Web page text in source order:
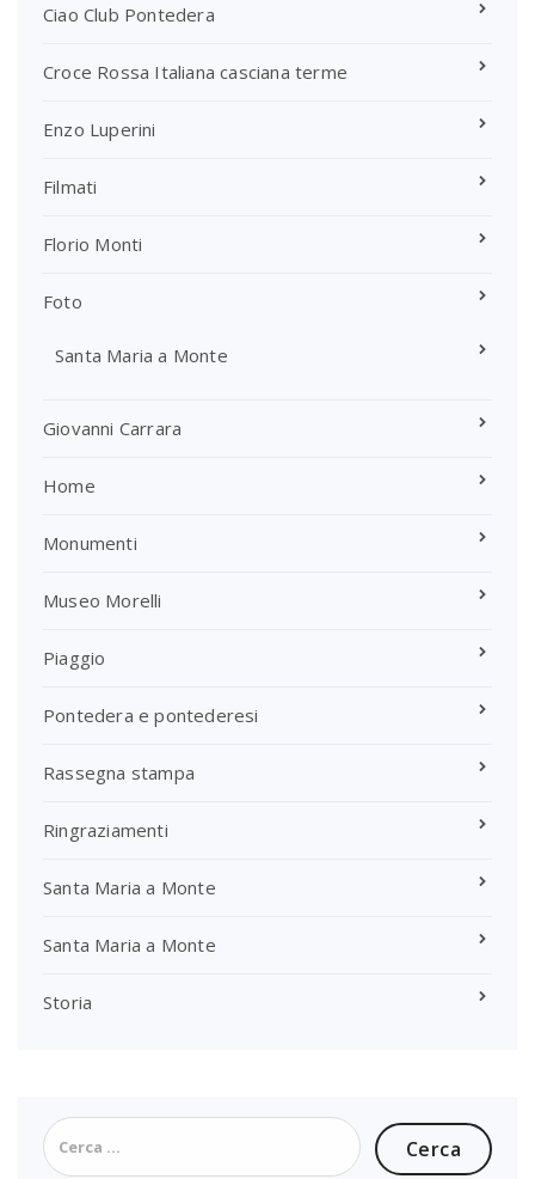
Ciao Club Pontedera
Croce Rossa Italiana casciana terme
Enzo Luperini
Filmati
Florio Monti
Foto
Santa Maria a Monte
Giovanni Carrara
Home
Monumenti
Museo Morelli
Piaggio
Pontedera e pontederesi
Rassegna stampa
Ringraziamenti
Santa Maria a Monte
Santa Maria a Monte
Storia
Ricerca
per: